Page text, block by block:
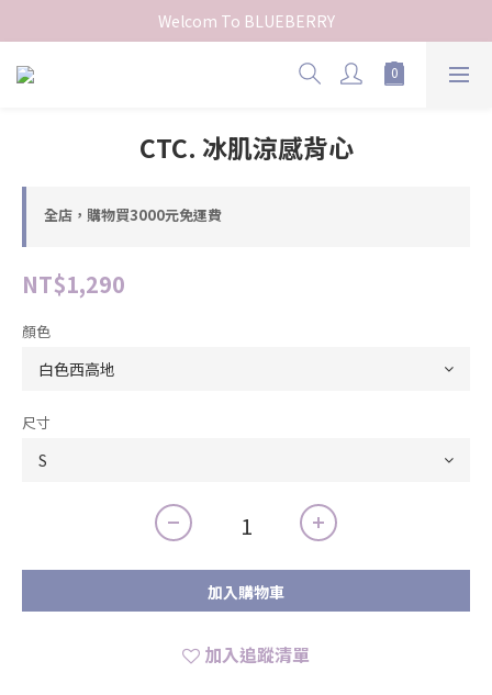
Welcom To BLUEBERRY
CTC. 冰肌涼感背心
全店，購物買3000元免運費
NT$1,290
顏色
尺寸
加入購物車
加入追蹤清單